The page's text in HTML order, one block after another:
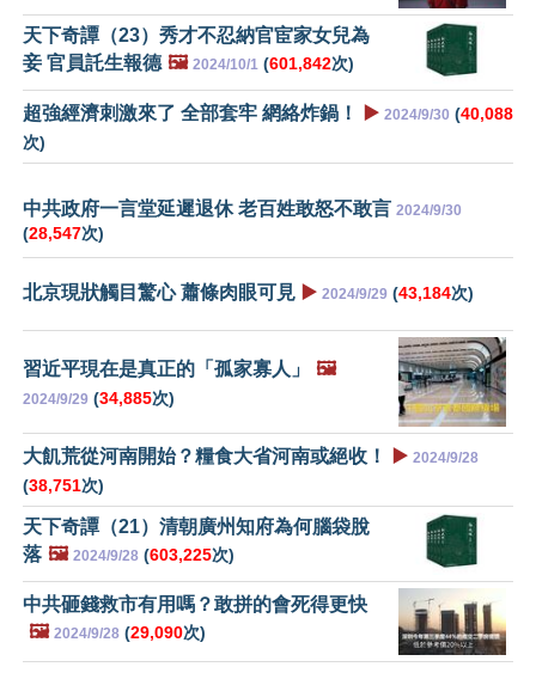
天下奇譚（23）秀才不忍納官宦家女兒為
妾 官員託生報德 🖼️ 2024/10/1 (601,842次)
超強經濟刺激來了 全部套牢 網絡炸鍋！ ▶️ 2024/9/30 (40,088
次)
中共政府一言堂延遲退休 老百姓敢怒不敢言 2024/9/30
(28,547次)
北京現狀觸目驚心 蕭條肉眼可見 ▶️ 2024/9/29 (43,184次)
習近平現在是真正的「孤家寡人」 🖼️
2024/9/29 (34,885次)
大飢荒從河南開始？糧食大省河南或絕收！ ▶️ 2024/9/28
(38,751次)
天下奇譚（21）清朝廣州知府為何腦袋脫
落 🖼️ 2024/9/28 (603,225次)
中共砸錢救市有用嗎？敢拼的會死得更快
🖼️ 2024/9/28 (29,090次)